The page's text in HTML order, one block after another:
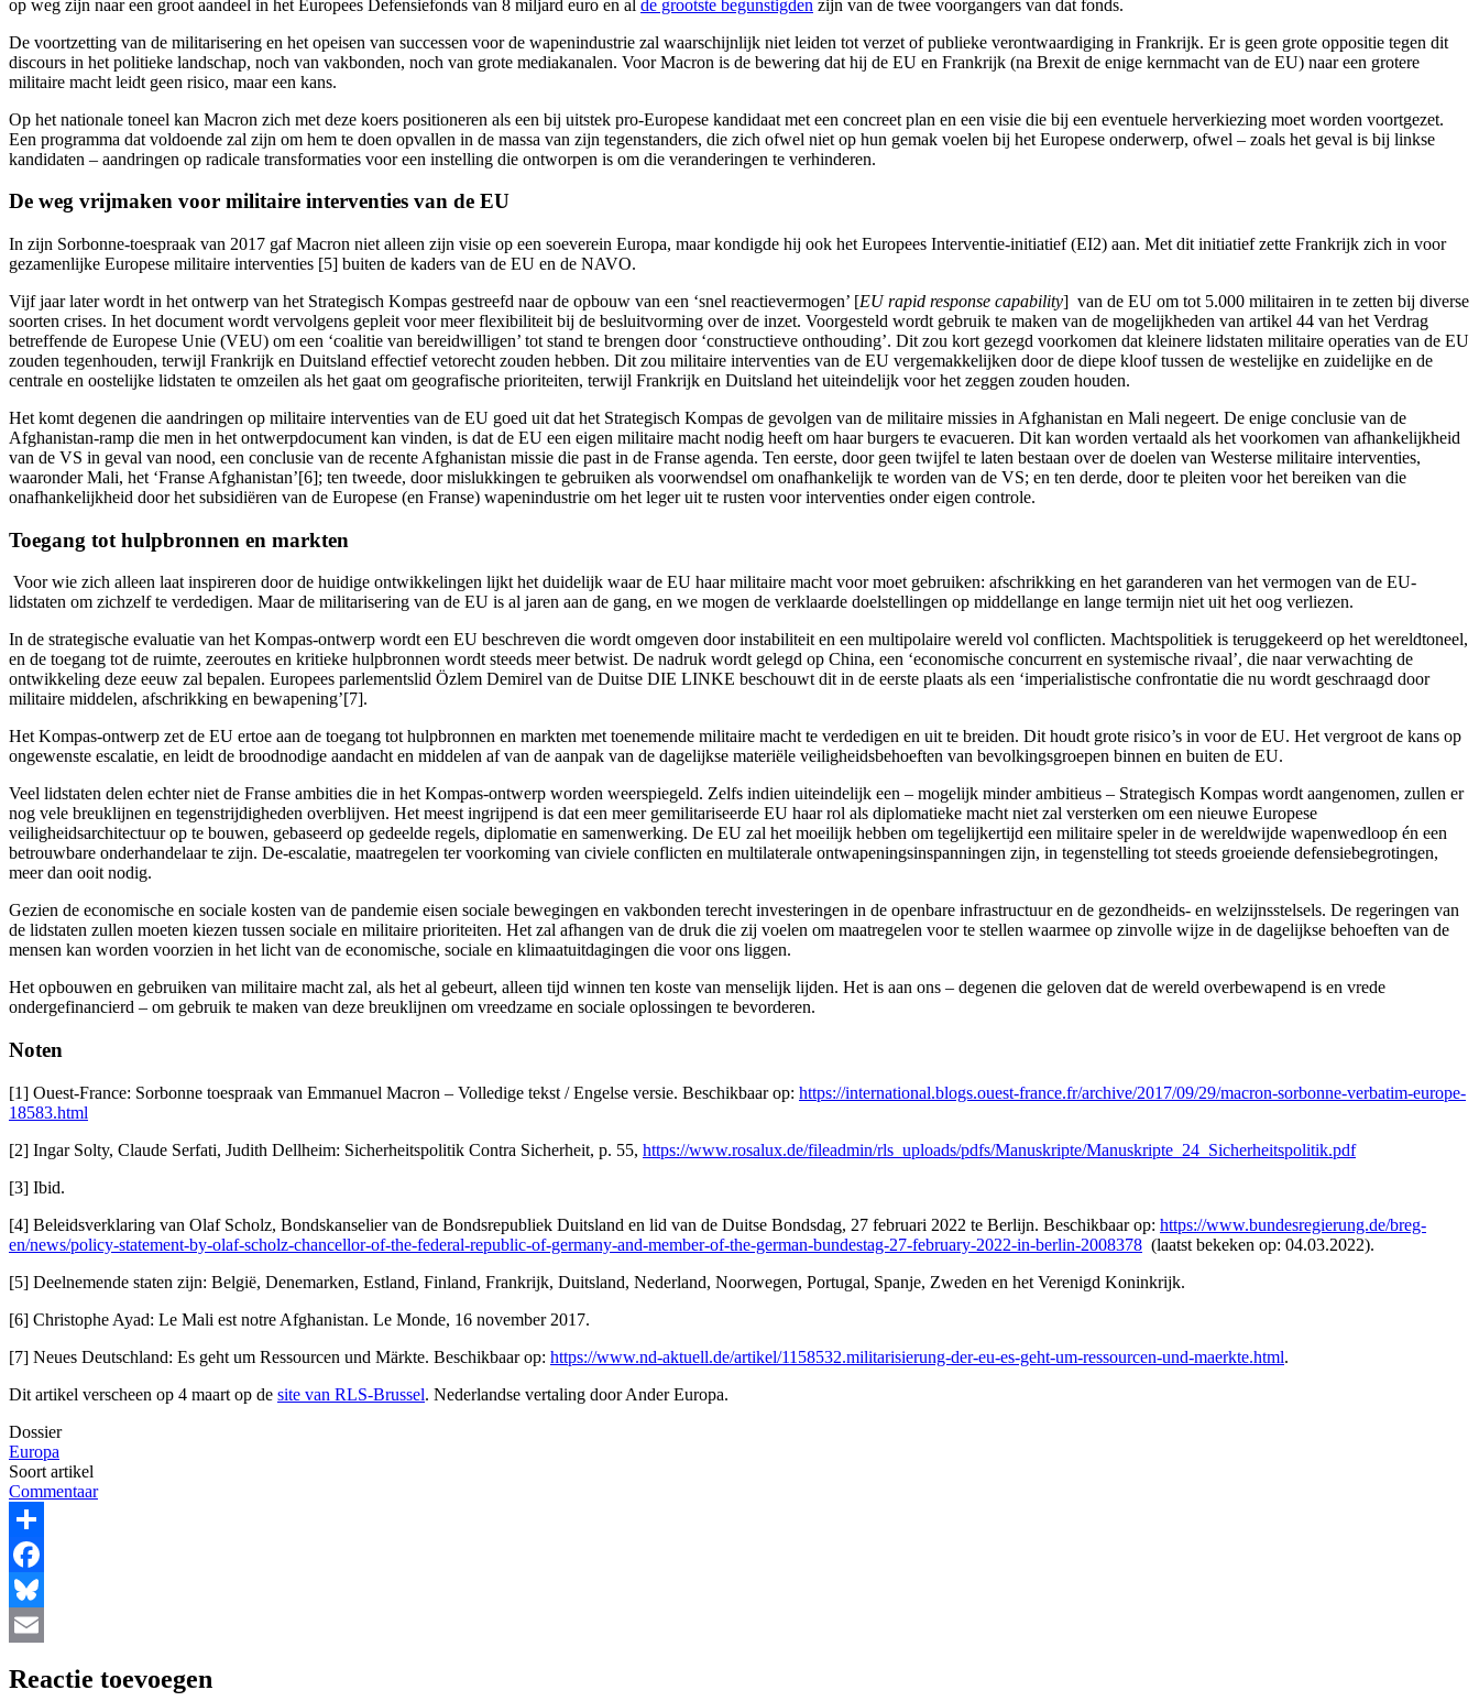
op weg zijn naar een groot aandeel in het Europees Defensiefonds van 8 miljard euro en al de grootste begunstigden zijn van de twee voorgangers van dat fonds.
De voortzetting van de militarisering en het opeisen van successen voor de wapenindustrie zal waarschijnlijk niet leiden tot verzet of publieke verontwaardiging in Frankrijk. Er is geen grote oppositie tegen dit
discours in het politieke landschap, noch van vakbonden, noch van grote mediakanalen. Voor Macron is de bewering dat hij de EU en Frankrijk (na Brexit de enige kernmacht van de EU) naar een grotere
militaire macht leidt geen risico, maar een kans.
Op het nationale toneel kan Macron zich met deze koers positioneren als een bij uitstek pro-Europese kandidaat met een concreet plan en een visie die bij een eventuele herverkiezing moet worden voortgezet.
Een programma dat voldoende zal zijn om hem te doen opvallen in de massa van zijn tegenstanders, die zich ofwel niet op hun gemak voelen bij het Europese onderwerp, ofwel – zoals het geval is bij linkse
kandidaten – aandringen op radicale transformaties voor een instelling die ontworpen is om die veranderingen te verhinderen.
De weg vrijmaken voor militaire interventies van de EU
In zijn Sorbonne-toespraak van 2017 gaf Macron niet alleen zijn visie op een soeverein Europa, maar kondigde hij ook het Europees Interventie-initiatief (EI2) aan. Met dit initiatief zette Frankrijk zich in voor
gezamenlijke Europese militaire interventies [5] buiten de kaders van de EU en de NAVO.
Vijf jaar later wordt in het ontwerp van het Strategisch Kompas gestreefd naar de opbouw van een ‘snel reactievermogen’ [EU rapid response capability] van de EU om tot 5.000 militairen in te zetten bij diverse
soorten crises. In het document wordt vervolgens gepleit voor meer flexibiliteit bij de besluitvorming over de inzet. Voorgesteld wordt gebruik te maken van de mogelijkheden van artikel 44 van het Verdrag
betreffende de Europese Unie (VEU) om een ‘coalitie van bereidwilligen’ tot stand te brengen door ‘constructieve onthouding’. Dit zou kort gezegd voorkomen dat kleinere lidstaten militaire operaties van de EU
zouden tegenhouden, terwijl Frankrijk en Duitsland effectief vetorecht zouden hebben. Dit zou militaire interventies van de EU vergemakkelijken door de diepe kloof tussen de westelijke en zuidelijke en de
centrale en oostelijke lidstaten te omzeilen als het gaat om geografische prioriteiten, terwijl Frankrijk en Duitsland het uiteindelijk voor het zeggen zouden houden.
Het komt degenen die aandringen op militaire interventies van de EU goed uit dat het Strategisch Kompas de gevolgen van de militaire missies in Afghanistan en Mali negeert. De enige conclusie van de
Afghanistan-ramp die men in het ontwerpdocument kan vinden, is dat de EU een eigen militaire macht nodig heeft om haar burgers te evacueren. Dit kan worden vertaald als het voorkomen van afhankelijkheid
van de VS in geval van nood, een conclusie van de recente Afghanistan missie die past in de Franse agenda. Ten eerste, door geen twijfel te laten bestaan over de doelen van Westerse militaire interventies,
waaronder Mali, het ‘Franse Afghanistan’[6]; ten tweede, door mislukkingen te gebruiken als voorwendsel om onafhankelijk te worden van de VS; en ten derde, door te pleiten voor het bereiken van die
onafhankelijkheid door het subsidiëren van de Europese (en Franse) wapenindustrie om het leger uit te rusten voor interventies onder eigen controle.
Toegang tot hulpbronnen en markten
Voor wie zich alleen laat inspireren door de huidige ontwikkelingen lijkt het duidelijk waar de EU haar militaire macht voor moet gebruiken: afschrikking en het garanderen van het vermogen van de EU-
lidstaten om zichzelf te verdedigen. Maar de militarisering van de EU is al jaren aan de gang, en we mogen de verklaarde doelstellingen op middellange en lange termijn niet uit het oog verliezen.
In de strategische evaluatie van het Kompas-ontwerp wordt een EU beschreven die wordt omgeven door instabiliteit en een multipolaire wereld vol conflicten. Machtspolitiek is teruggekeerd op het wereldtoneel,
en de toegang tot de ruimte, zeeroutes en kritieke hulpbronnen wordt steeds meer betwist. De nadruk wordt gelegd op China, een ‘economische concurrent en systemische rivaal’, die naar verwachting de
ontwikkeling deze eeuw zal bepalen. Europees parlementslid Özlem Demirel van de Duitse DIE LINKE beschouwt dit in de eerste plaats als een ‘imperialistische confrontatie die nu wordt geschraagd door
militaire middelen, afschrikking en bewapening’[7].
Het Kompas-ontwerp zet de EU ertoe aan de toegang tot hulpbronnen en markten met toenemende militaire macht te verdedigen en uit te breiden. Dit houdt grote risico’s in voor de EU. Het vergroot de kans op
ongewenste escalatie, en leidt de broodnodige aandacht en middelen af van de aanpak van de dagelijkse materiële veiligheidsbehoeften van bevolkingsgroepen binnen en buiten de EU.
Veel lidstaten delen echter niet de Franse ambities die in het Kompas-ontwerp worden weerspiegeld. Zelfs indien uiteindelijk een – mogelijk minder ambitieus – Strategisch Kompas wordt aangenomen, zullen er
nog vele breuklijnen en tegenstrijdigheden overblijven. Het meest ingrijpend is dat een meer gemilitariseerde EU haar rol als diplomatieke macht niet zal versterken om een nieuwe Europese
veiligheidsarchitectuur op te bouwen, gebaseerd op gedeelde regels, diplomatie en samenwerking. De EU zal het moeilijk hebben om tegelijkertijd een militaire speler in de wereldwijde wapenwedloop én een
betrouwbare onderhandelaar te zijn. De-escalatie, maatregelen ter voorkoming van civiele conflicten en multilaterale ontwapeningsinspanningen zijn, in tegenstelling tot steeds groeiende defensiebegrotingen,
meer dan ooit nodig.
Gezien de economische en sociale kosten van de pandemie eisen sociale bewegingen en vakbonden terecht investeringen in de openbare infrastructuur en de gezondheids- en welzijnsstelsels. De regeringen van
de lidstaten zullen moeten kiezen tussen sociale en militaire prioriteiten. Het zal afhangen van de druk die zij voelen om maatregelen voor te stellen waarmee op zinvolle wijze in de dagelijkse behoeften van de
mensen kan worden voorzien in het licht van de economische, sociale en klimaatuitdagingen die voor ons liggen.
Het opbouwen en gebruiken van militaire macht zal, als het al gebeurt, alleen tijd winnen ten koste van menselijk lijden. Het is aan ons – degenen die geloven dat de wereld overbewapend is en vrede
ondergefinancierd – om gebruik te maken van deze breuklijnen om vreedzame en sociale oplossingen te bevorderen.
Noten
[1] Ouest-France: Sorbonne toespraak van Emmanuel Macron – Volledige tekst / Engelse versie. Beschikbaar op: https://international.blogs.ouest-france.fr/archive/2017/09/29/macron-sorbonne-verbatim-europe-
18583.html
[2] Ingar Solty, Claude Serfati, Judith Dellheim: Sicherheitspolitik Contra Sicherheit, p. 55, https://www.rosalux.de/fileadmin/rls_uploads/pdfs/Manuskripte/Manuskripte_24_Sicherheitspolitik.pdf
[3] Ibid.
[4] Beleidsverklaring van Olaf Scholz, Bondskanselier van de Bondsrepubliek Duitsland en lid van de Duitse Bondsdag, 27 februari 2022 te Berlijn. Beschikbaar op: https://www.bundesregierung.de/breg-
en/news/policy-statement-by-olaf-scholz-chancellor-of-the-federal-republic-of-germany-and-member-of-the-german-bundestag-27-february-2022-in-berlin-2008378 (laatst bekeken op: 04.03.2022).
[5] Deelnemende staten zijn: België, Denemarken, Estland, Finland, Frankrijk, Duitsland, Nederland, Noorwegen, Portugal, Spanje, Zweden en het Verenigd Koninkrijk.
[6] Christophe Ayad: Le Mali est notre Afghanistan. Le Monde, 16 november 2017.
[7] Neues Deutschland: Es geht um Ressourcen und Märkte. Beschikbaar op: https://www.nd-aktuell.de/artikel/1158532.militarisierung-der-eu-es-geht-um-ressourcen-und-maerkte.html.
Dit artikel verscheen op 4 maart op de site van RLS-Brussel. Nederlandse vertaling door Ander Europa.
Dossier
Europa
Soort artikel
Commentaar
Share
Facebook
Bluesky
Reactie toevoegen